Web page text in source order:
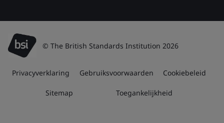
© The British Standards Institution 2026
Privacyverklaring Gebruiksvoorwaarden Cookiebeleid
Sitemap Toegankelijkheid